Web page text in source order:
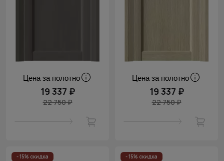
Цена за полотно
19 337 ₽
22 750 ₽
Цена за полотно
19 337 ₽
22 750 ₽
- 15% скидка - 15% скидка